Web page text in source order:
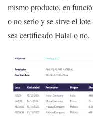
mismo producto, en
o no serlo y se sirve el
sea certificado Halal o no.